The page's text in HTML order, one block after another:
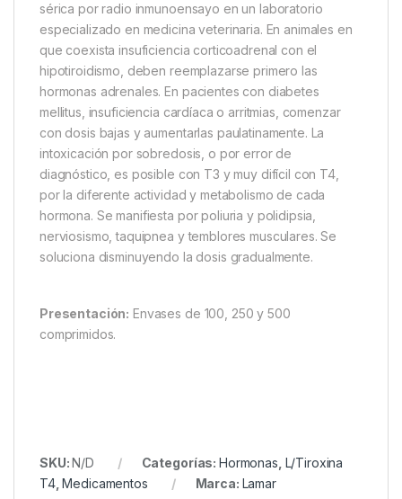
sérica por radio inmunoensayo en un laboratorio
especializado en medicina veterinaria. En animales en
que coexista insuficiencia corticoadrenal con el
hipotiroidismo, deben reemplazarse primero las
hormonas adrenales. En pacientes con diabetes
mellitus, insuficiencia cardíaca o arritmias, comenzar
con dosis bajas y aumentarlas paulatinamente. La
intoxicación por sobredosis, o por error de
diagnóstico, es posible con T3 y muy difícil con T4,
por la diferente actividad y metabolismo de cada
hormona. Se manifiesta por poliuria y polidipsia,
nerviosismo, taquipnea y temblores musculares. Se
soluciona disminuyendo la dosis gradualmente.
Presentación: Envases de 100, 250 y 500
comprimidos.
SKU:N/D Categorías: Hormonas L/Tiroxina
T4,Medicamentos Marca: Lamar